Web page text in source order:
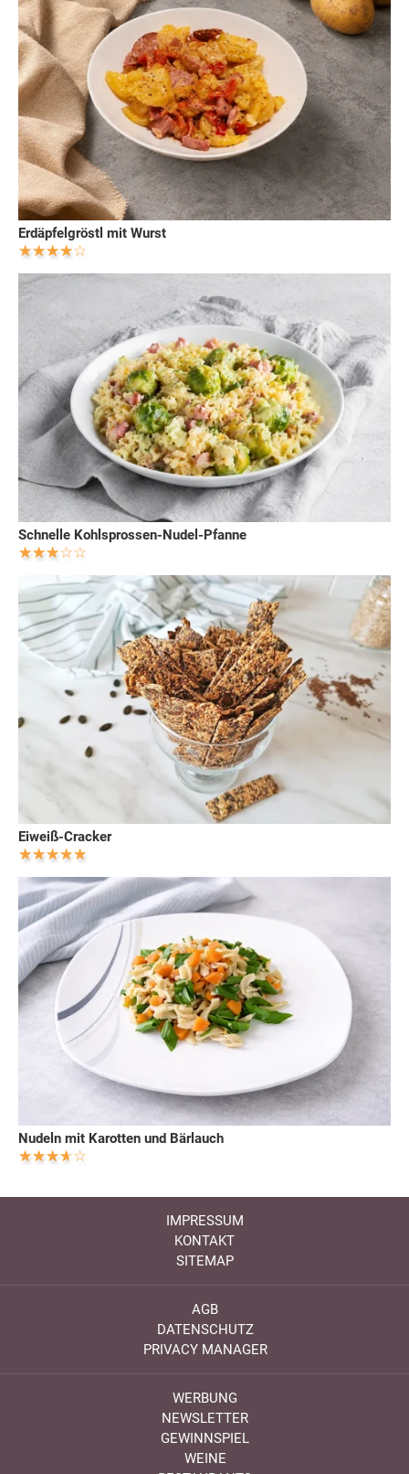
Erdäpfelgröstl mit Wurst
Schnelle Kohlsprossen-Nudel-Pfanne
Eiweiß-Cracker
Nudeln mit Karotten und Bärlauch
IMPRESSUM
KONTAKT
SITEMAP
AGB
DATENSCHUTZ
PRIVACY MANAGER
WERBUNG
NEWSLETTER
GEWINNSPIEL
WEINE